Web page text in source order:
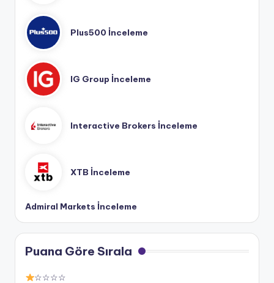
Plus500 İnceleme
IG Group İnceleme
Interactive Brokers İnceleme
XTB İnceleme
Admiral Markets İnceleme
Puana Göre Sırala
☆☆☆☆